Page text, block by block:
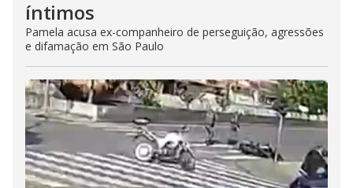
íntimos
Pamela acusa ex-companheiro de perseguição, agressões
e difamação em São Paulo